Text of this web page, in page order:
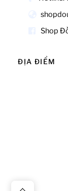
Shop
ĐỊA ĐIỂM